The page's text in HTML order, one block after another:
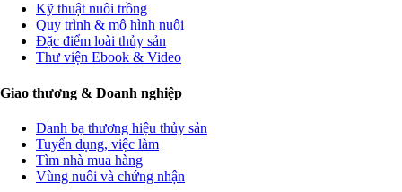
Kỹ thuật nuôi trồng
Quy trình & mô hình nuôi
Đặc điểm loài thủy sản
Thư viện Ebook & Video
Giao thương & Doanh nghiệp
Danh bạ thương hiệu thủy sản
Tuyển dụng, việc làm
Tìm nhà mua hàng
Vùng nuôi và chứng nhận